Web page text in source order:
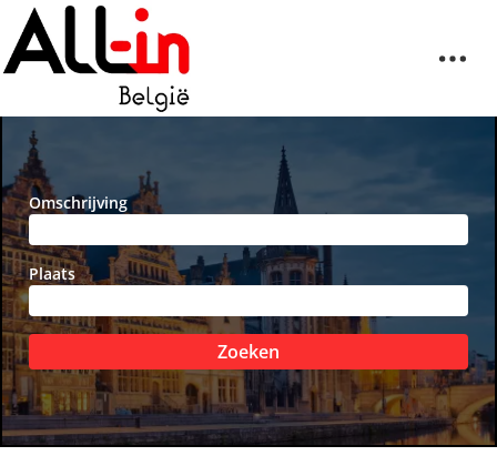
Omschrijving
Plaats
Zoeken